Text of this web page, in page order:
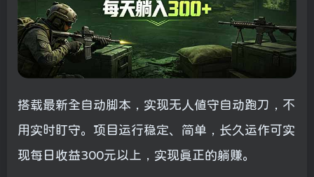
搭载最新全自动脚本，实现无人值守自动跑刀，不
用实时盯守。项目运行稳定、简单，长久运作可实
现每日收益300元以上，实现真正的躺赚。